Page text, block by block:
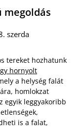
megoldás
szerda
tereket hozhatunk
hornyolt
a helység falát
homlokzat
egyik leggyakoribb
is a falat,